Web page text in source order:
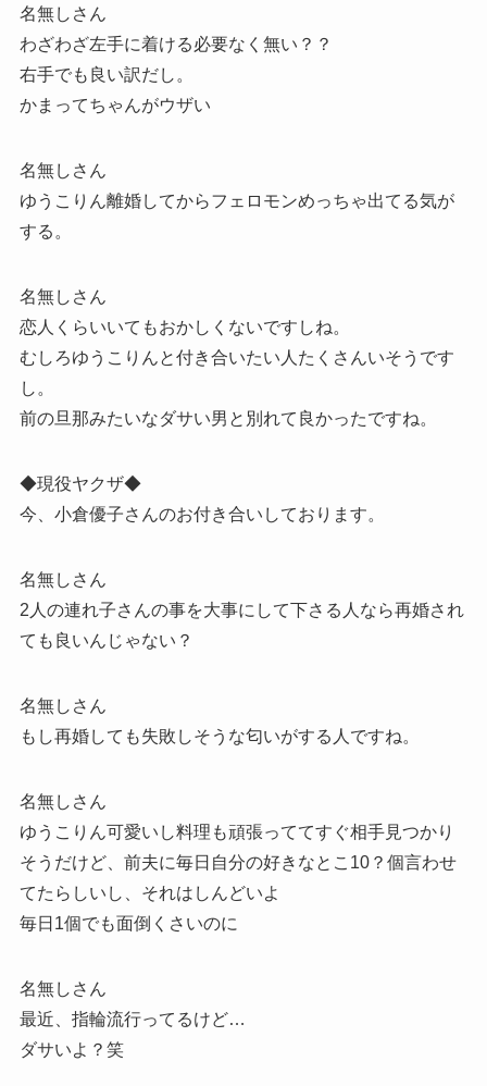
名無しさん
わざわざ左手に着ける必要なく無い？？
右手でも良い訳だし。
かまってちゃんがウザい
名無しさん
ゆうこりん離婚してからフェロモンめっちゃ出てる気が
する。
名無しさん
恋人くらいいてもおかしくないですしね。
むしろゆうこりんと付き合いたい人たくさんいそうです
し。
前の旦那みたいなダサい男と別れて良かったですね。
◆現役ヤクザ◆
今、小倉優子さんのお付き合いしております。
名無しさん
2人の連れ子さんの事を大事にして下さる人なら再婚され
ても良いんじゃない？
名無しさん
もし再婚しても失敗しそうな匂いがする人ですね。
名無しさん
ゆうこりん可愛いし料理も頑張っててすぐ相手見つかり
そうだけど、前夫に毎日自分の好きなとこ10？個言わせ
てたらしいし、それはしんどいよ
毎日1個でも面倒くさいのに
名無しさん
最近、指輪流行ってるけど…
ダサいよ？笑